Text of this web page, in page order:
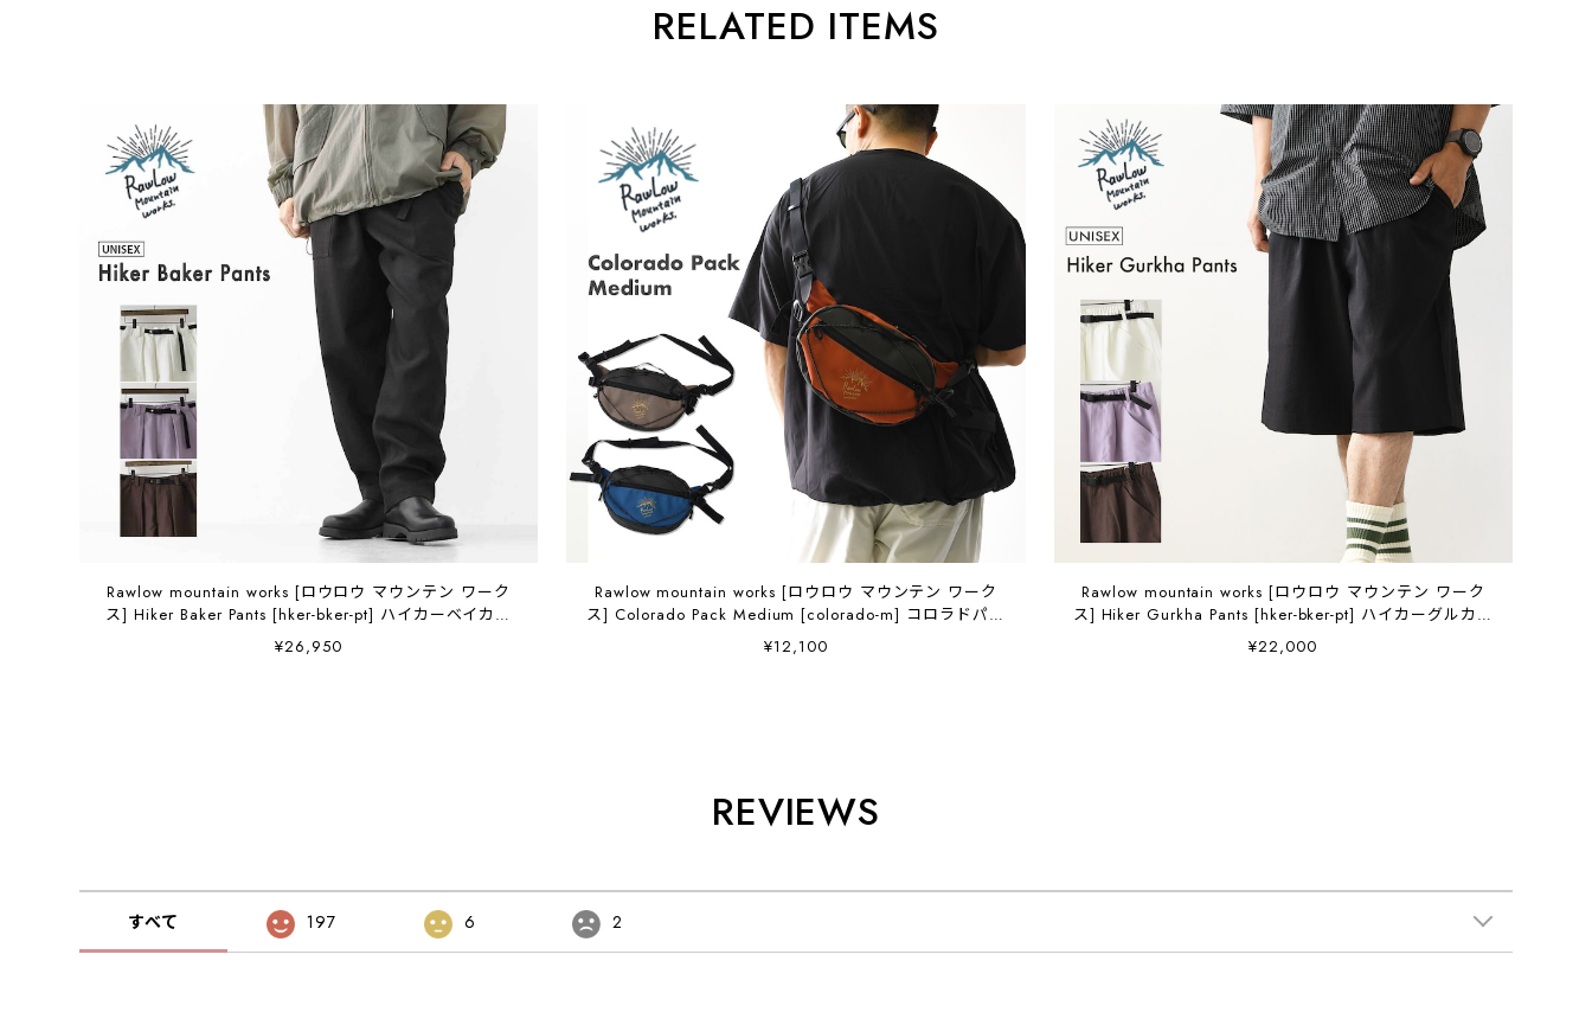
RELATED ITEMS
Rawlow mountain works [ロウロウ マウンテン ワーク
ス] Hiker Baker Pants [hker-bker-pt] ハイカーベイカー
パンツ・ベイカーパンツ・ワークパンツ・バルーンシル
エット・ミリタリー・アウトドア・MEN'S / LADY'S
¥26,950
Rawlow mountain works [ロウロウ マウンテン ワーク
ス] Colorado Pack Medium [colorado-m] コロラドパッ
ク ミディアム・ショルダーバッグ・コンパクトトート・
サコッシュ・軽量・ウエストポーチ・MEN'S/ LADY'S
¥12,100
Rawlow mountain works [ロウロウ マウンテン ワーク
ス] Hiker Gurkha Pants [hker-bker-pt] ハイカーグルカパ
ンツ・ハーフパンツ・ショートパンツ・ワークパンツ・
アウトドア・MEN'S / LADY'S [2026AW]
¥22,000
REVIEWS
すべて 197 6 2